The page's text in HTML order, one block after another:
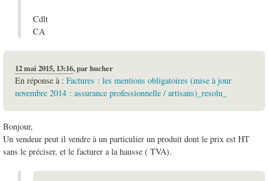
Cdlt
CA
12 mai 2015, 13:16,parhucher
En réponse à : Factures : les mentions obligatoires (mise à jour
novembre 2014 : assurance professionnelle / artisans)_resolu_
Bonjour,
Un vendeur peut il vendre à un particulier un produit dont le prix est HT
sans le préciser, et le facturer a la hausse ( TVA).